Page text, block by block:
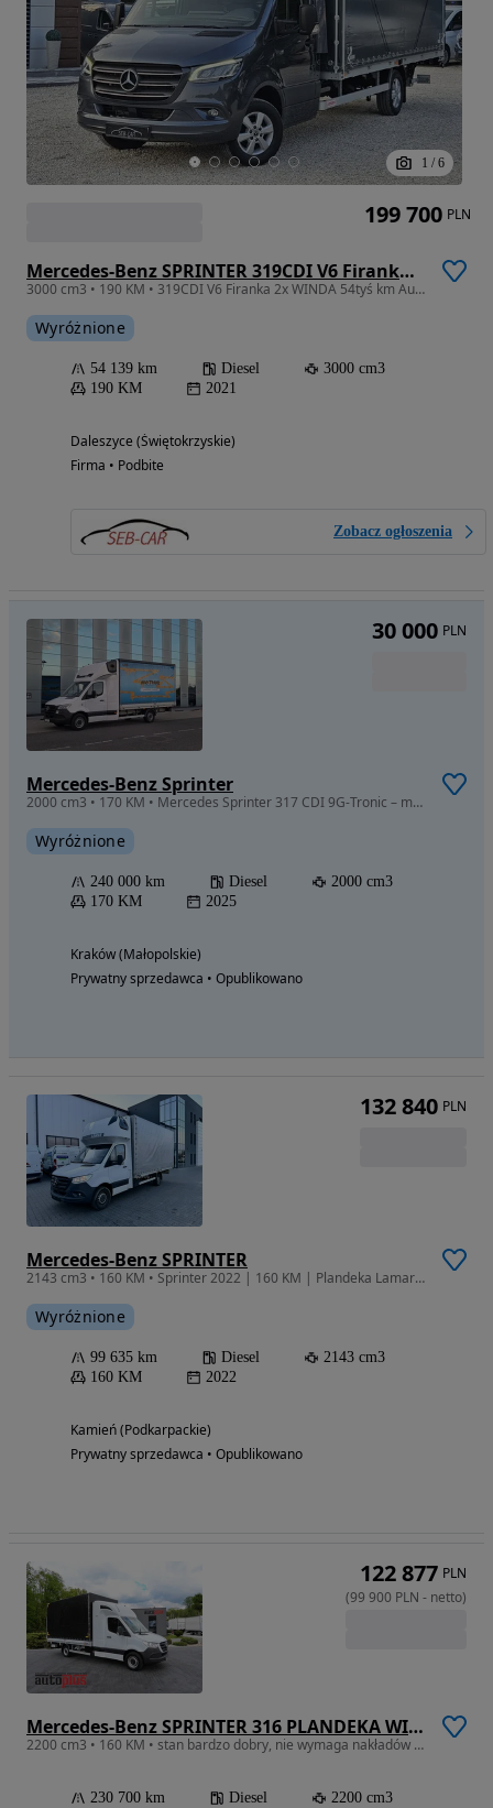
1 / 6
Mercedes-Benz SPRINTER 319CDI V6 Firanka 2x WINDA 54tyś km Automat SalonPL FV23%
3000 cm3 • 190 KM • 319CDI V6 Firanka 2x WINDA 54tyś km Automat SalonPL FV23% LEDY
Wyróżnione
54 139 km Diesel
3000 cm3
190 KM
2021
Daleszyce (Świętokrzyskie)
Firma • Podbite
Zobacz ogłoszenia
199 700 PLN
Mercedes-Benz Sprinter
2000 cm3 • 170 KM • Mercedes Sprinter 317 CDI 9G-Tronic – międzynarodówka DOUBLE, 2 spania
Wyróżnione
240 000 km Diesel
2000 cm3
170 KM
2025
Kraków (Małopolskie)
Prywatny sprzedawca • Opublikowano
30 000 PLN
Mercedes-Benz SPRINTER
2143 cm3 • 160 KM • Sprinter 2022 | 160 KM | Plandeka Lamar | Salon PL | VAT 23%
Wyróżnione
99 635 km Diesel
2143 cm3
160 KM
2022
Kamień (Podkarpackie)
Prywatny sprzedawca • Opublikowano
132 840 PLN
Mercedes-Benz SPRINTER 316 PLANDEKA WINDA 8 PALET WEBASTO TEMPOMAT KLIMATYZACJA 160KM
2200 cm3 • 160 KM • stan bardzo dobry, nie wymaga nakładów finansowcyh, dostępny od ręki
230 700 km Diesel
2200 cm3
122 877 PLN
(99 900 PLN - netto)